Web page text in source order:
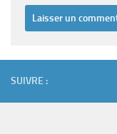
SUIVRE :